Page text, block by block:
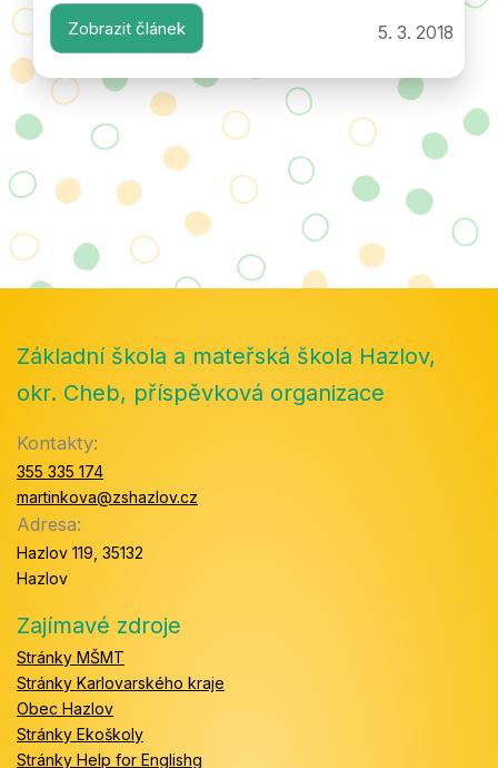
5. 3. 2018
Zobrazit článek
Základní škola a mateřská škola Hazlov,
okr. Cheb, příspěvková organizace
Kontakty:
355 335 174
martinkova@zshazlov.cz
Adresa:
Hazlov 119, 35132
Hazlov
Zajímavé zdroje
Stránky MŠMT
Stránky Karlovarského kraje
Obec Hazlov
Stránky Ekoškoly
Stránky Help for Englishg